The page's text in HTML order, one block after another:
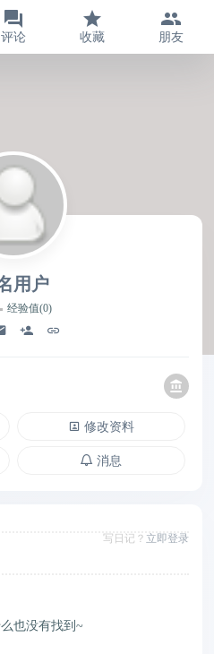
用户
经验值(0)
修改资料
消息
评论 收藏 朋友
写日记？ 立即登录
也没有找到~